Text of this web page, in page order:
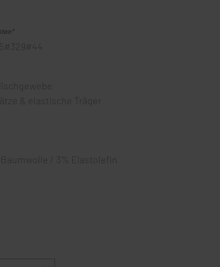
& elastische Träger
/ 3% Elastolefin